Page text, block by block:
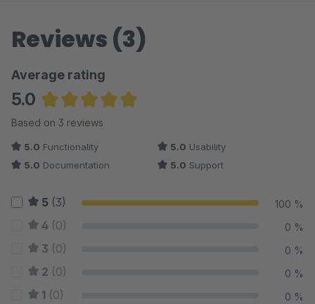
Reviews (3)
Average rating
5.0
Average rating of 5 out of 5 stars
Based on 3 reviews
5.0 Functionality 5.0 Usability
5.0 Documentation 5.0 Support
5 (3) 100 %
4 (0) 0 %
3 (0) 0 %
2 (0) 0 %
1 (0) 0 %